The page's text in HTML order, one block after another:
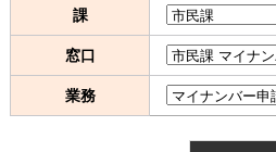
メール通知登録
混雑予想カレンダー
課
窓口
業務